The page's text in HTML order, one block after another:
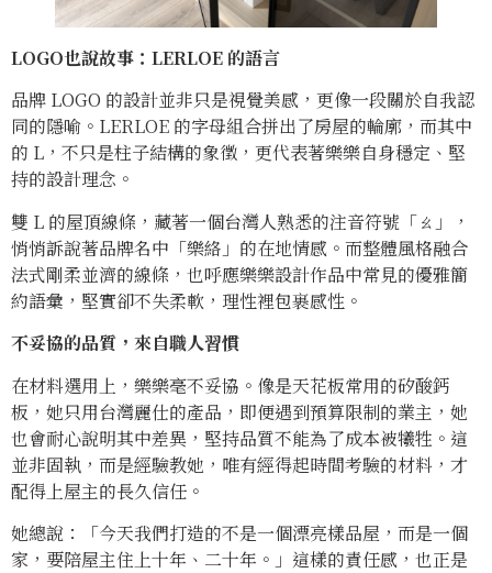
LOGO也說故事：LERLOE 的語言
品牌 LOGO 的設計並非只是視覺美感，更像一段關於自我認
同的隱喻。LERLOE 的字母組合拼出了房屋的輪廓，而其中
的 L，不只是柱子結構的象徵，更代表著樂樂自身穩定、堅
持的設計理念。
雙 L 的屋頂線條，藏著一個台灣人熟悉的注音符號「ㄠ」，
悄悄訴說著品牌名中「樂絡」的在地情感。而整體風格融合
法式剛柔並濟的線條，也呼應樂樂設計作品中常見的優雅簡
約語彙，堅實卻不失柔軟，理性裡包裹感性。
不妥協的品質，來自職人習慣
在材料選用上，樂樂毫不妥協。像是天花板常用的矽酸鈣
板，她只用台灣麗仕的產品，即便遇到預算限制的業主，她
也會耐心說明其中差異，堅持品質不能為了成本被犧牲。這
並非固執，而是經驗教她，唯有經得起時間考驗的材料，才
配得上屋主的長久信任。
她總說：「今天我們打造的不是一個漂亮樣品屋，而是一個
家，要陪屋主住上十年、二十年。」這樣的責任感，也正是